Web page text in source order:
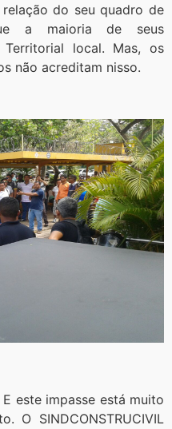
do seu quadro de
a maioria de seus
local. Mas, os
não acreditam nisso.
este impasse está muito
O SINDCONSTRUCIVIL